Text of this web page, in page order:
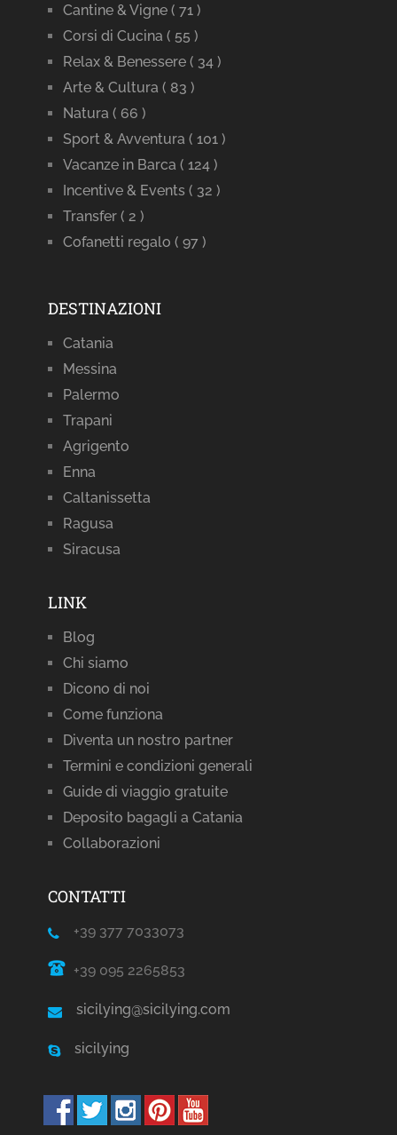
Cantine & Vigne ( 71 )
Corsi di Cucina ( 55 )
Relax & Benessere ( 34 )
Arte & Cultura ( 83 )
Natura ( 66 )
Sport & Avventura ( 101 )
Vacanze in Barca ( 124 )
Incentive & Events ( 32 )
Transfer ( 2 )
Cofanetti regalo ( 97 )
DESTINAZIONI
Catania
Messina
Palermo
Trapani
Agrigento
Enna
Caltanissetta
Ragusa
Siracusa
LINK
Blog
Chi siamo
Dicono di noi
Come funziona
Diventa un nostro partner
Termini e condizioni generali
Guide di viaggio gratuite
Deposito bagagli a Catania
Collaborazioni
CONTATTI
+39 377 7033073
+39 095 2265853
sicilying@sicilying.com
sicilying